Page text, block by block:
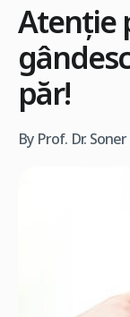
Atenție
păr!
By Prof. Dr.